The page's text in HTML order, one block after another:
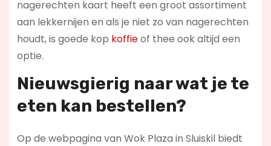
nagerechten kaart heeft een groot assortiment
aan lekkernijen en als je niet zo van nagerechten
houdt, is goede kop koffieof thee ook altijd een
optie.
Nieuwsgierig naar wat je te
eten kan bestellen?
Op de webpagina van Wok Plaza in Sluiskil biedt